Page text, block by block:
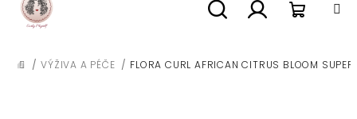
DOMŮ
/ VÝŽIVA A PÉČE / FLORA CURL AFRICAN CITRUS BLOOM